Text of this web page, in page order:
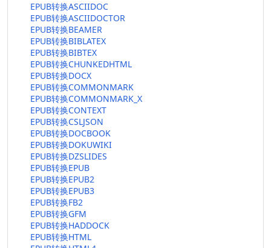
EPUB转换ASCIIDOC
EPUB转换ASCIIDOCTOR
EPUB转换BEAMER
EPUB转换BIBLATEX
EPUB转换BIBTEX
EPUB转换CHUNKEDHTML
EPUB转换DOCX
EPUB转换COMMONMARK
EPUB转换COMMONMARK_X
EPUB转换CONTEXT
EPUB转换CSLJSON
EPUB转换DOCBOOK
EPUB转换DOKUWIKI
EPUB转换DZSLIDES
EPUB转换EPUB
EPUB转换EPUB2
EPUB转换EPUB3
EPUB转换FB2
EPUB转换GFM
EPUB转换HADDOCK
EPUB转换HTML